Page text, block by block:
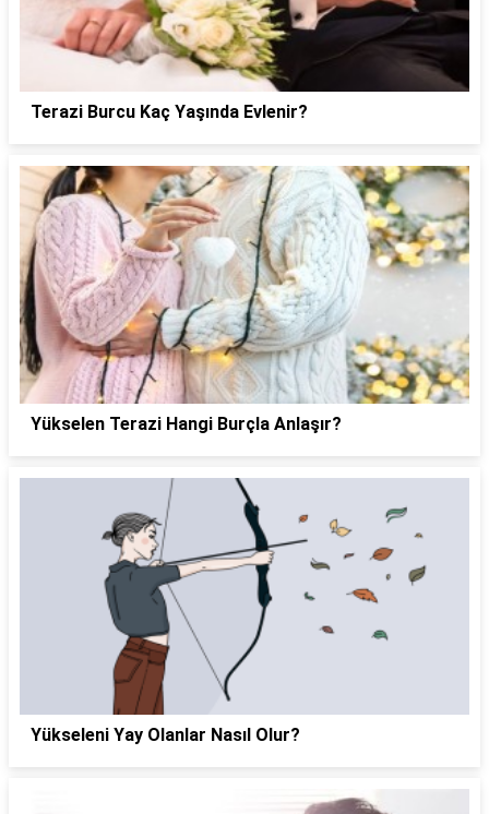
Terazi Burcu Kaç Yaşında Evlenir?
Yükselen Terazi Hangi Burçla Anlaşır?
Yükseleni Yay Olanlar Nasıl Olur?